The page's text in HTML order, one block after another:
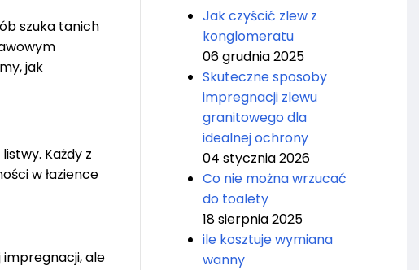
szuka tanich
jak
Każdy z
w łazience
impregnacji, ale
Jak czyścić zlew z
konglomeratu
06 grudnia 2025
Skuteczne sposoby
impregnacji zlewu
granitowego dla
idealnej ochrony
04 stycznia 2026
Co nie można wrzucać
do toalety
18 sierpnia 2025
ile kosztuje wymiana
wanny